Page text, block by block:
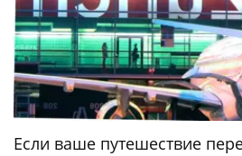
Если ваше путешествие